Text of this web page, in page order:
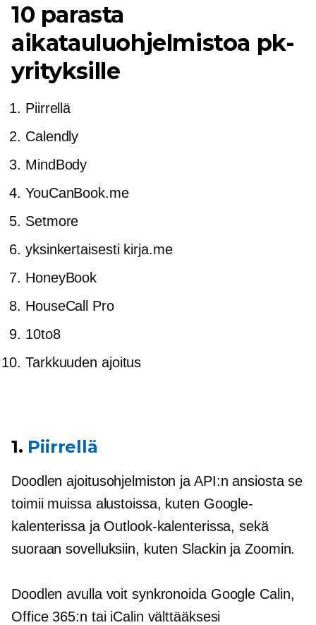
10 parasta
aikatauluohjelmistoa pk-
yrityksille
Piirrellä
Calendly
MindBody
YouCanBook.me
Setmore
yksinkertaisesti kirja.me
HoneyBook
HouseCall Pro
10to8
Tarkkuuden ajoitus
1. Piirrellä
Doodlen ajoitusohjelmiston ja API:n ansiosta se
toimii muissa alustoissa, kuten Google-
kalenterissa ja Outlook-kalenterissa, sekä
suoraan sovelluksiin, kuten Slackin ja Zoomin.
Doodlen avulla voit synkronoida Google Calin,
Office 365:n tai iCalin välttääksesi